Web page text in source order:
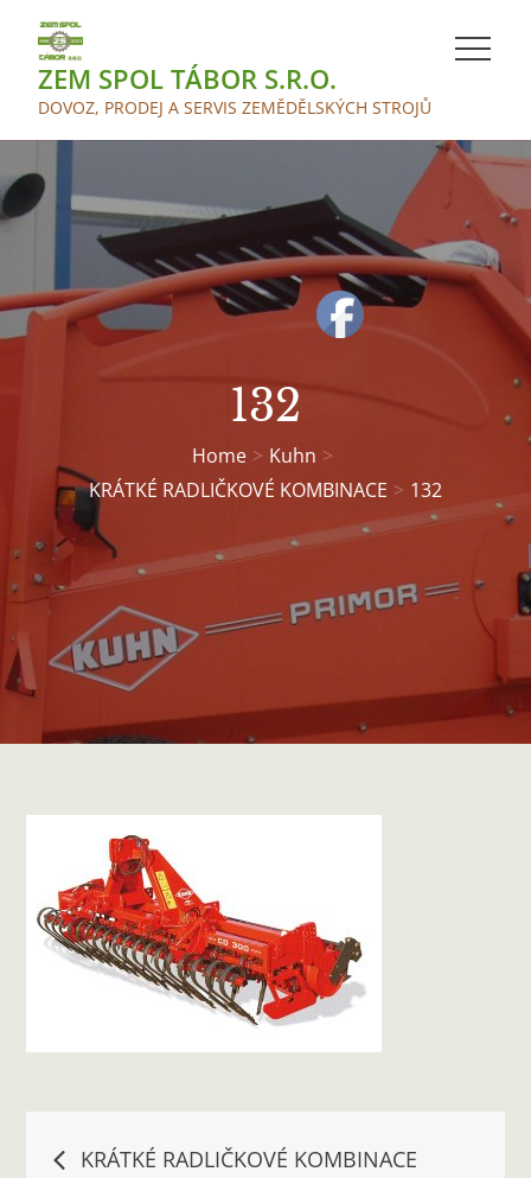
contentZEM SPOL TÁBOR S.R.O.
DOVOZ, PRODEJ A SERVIS ZEMĚDĚLSKÝCH STROJŮ
132
Home
Kuhn
KRÁTKÉ RADLIČKOVÉ KOMBINACE
132
Navigace
KRÁTKÉ RADLIČKOVÉ KOMBINACE